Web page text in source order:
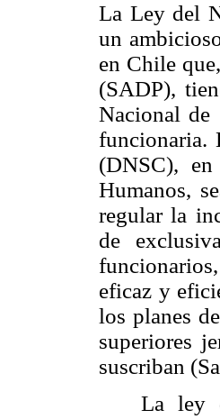
La Ley del
un
en Chile
(SADP),
Nacional
funcionaria.
(DNSC),
Humanos,
regular la
de
eficaz y
los planes
superiores
suscriban
La ley